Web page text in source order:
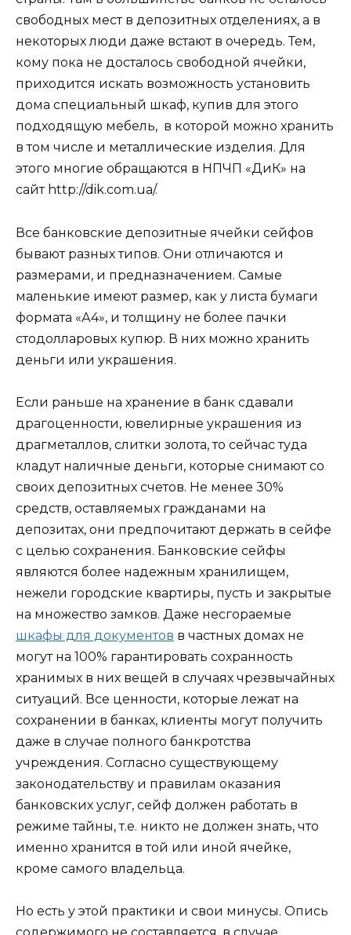
свободных мест в депозитных отделениях, а в
некоторых люди даже встают в очередь. Тем,
кому пока не досталось свободной ячейки,
приходится искать возможность установить
дома специальный шкаф, купив для этого
подходящую мебель, в которой можно хранить
в том числе и металлические изделия. Для
этого многие обращаются в НПЧП «ДиК» на
сайт http://dik.com.ua/.
Все банковские депозитные ячейки сейфов
бывают разных типов. Они отличаются и
размерами, и предназначением. Самые
маленькие имеют размер, как у листа бумаги
формата «А4», и толщину не более пачки
стодолларовых купюр. В них можно хранить
деньги или украшения.
Если раньше на хранение в банк сдавали
драгоценности, ювелирные украшения из
драгметаллов, слитки золота, то сейчас туда
кладут наличные деньги, которые снимают со
своих депозитных счетов. Не менее 30%
средств, оставляемых гражданами на
депозитах, они предпочитают держать в сейфе
с целью сохранения. Банковские сейфы
являются более надежным хранилищем,
нежели городские квартиры, пусть и закрытые
на множество замков. Даже несгораемые
шкафы для документов в частных домах не
могут на 100% гарантировать сохранность
хранимых в них вещей в случаях чрезвычайных
ситуаций. Все ценности, которые лежат на
сохранении в банках, клиенты могут получить
даже в случае полного банкротства
учреждения. Согласно существующему
законодательству и правилам оказания
банковских услуг, сейф должен работать в
режиме тайны, т.е. никто не должен знать, что
именно хранится в той или иной ячейке,
кроме самого владельца.
Но есть у этой практики и свои минусы. Опись